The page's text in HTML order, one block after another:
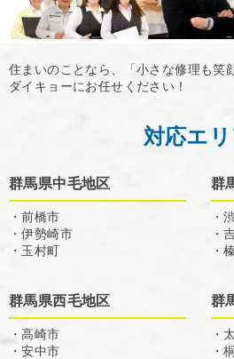
住まいのことなら、「小さな修理も笑
ダイキョーにお任せください！
対応エ
群馬県中毛地区
・前橋市
・伊勢崎市
・玉村町
群
・
・
・
群馬県西毛地区
・高崎市
・安中市
群
・
・